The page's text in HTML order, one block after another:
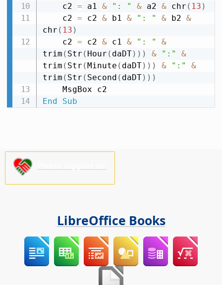
    c2
= a1 & ": " & a2 & chr ( 13 )
    c2
= c2 & b1 & ": " & b2 &
chr ( 13 )
    c2
= c2 & c1 & ": "
&
trim ( Str ( Hour ( daDT) ) ) & ":"
&
trim ( Str (Minute ( daDT) ) ) & ":"
&
trim ( Str ( Second ( daDT) ) )
End
Sub
LibreOffice Books